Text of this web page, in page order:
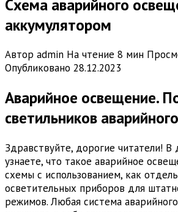
Схема аварийного
аккумулятором
Автор admin На чтение 8 мин
Опубликовано 28.12.2023
Аварийное освещение.
светильников
Здравствуйте, дорогие читатели! В
узнаете, что такое аварийное
схемы с использованием, как
осветительных приборов для
режимов. Любая система